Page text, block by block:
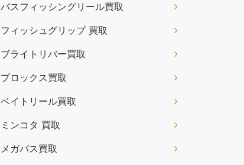
バスフィッシングリール買取
フィッシュグリップ 買取
ブライトリバー買取
プロックス買取
ベイトリール買取
ミンコタ 買取
メガバス買取